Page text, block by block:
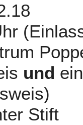
und
Stift